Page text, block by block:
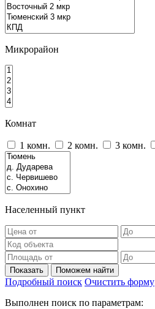
Микрорайон
Комнат
1 комн. 2 комн. 3 комн.
Населенный пункт
Показать Поможем найти
Подробный поиск Очистить форму
Выполнен поиск по параметрам: